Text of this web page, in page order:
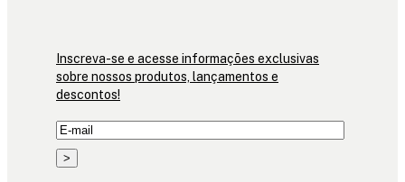
Inscreva-se e acesse informações exclusivas
sobre nossos produtos, lançamentos e
descontos!
>